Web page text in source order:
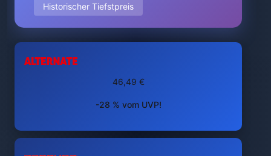
Historischer Tiefstpreis
46,49 €
-28 % vom UVP!